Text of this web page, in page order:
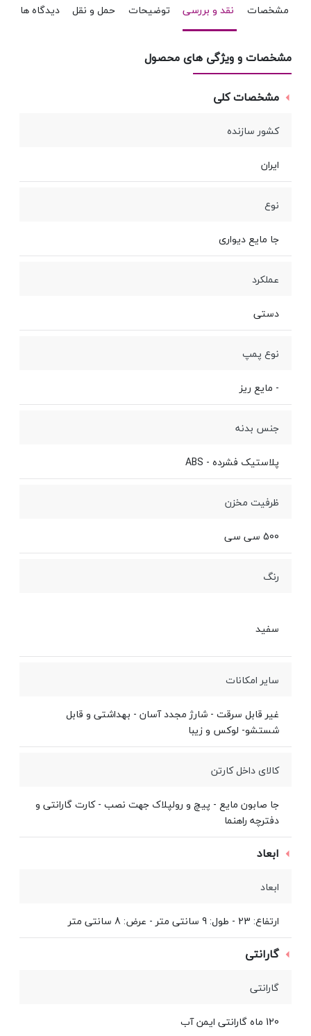
مشخصات نقد و بررسی توضیحات حمل و نقل دیدگاه ها
مشخصات و ویژگی های محصول
مشخصات کلی
کشور سازنده
ایران
نوع
جا مایع دیواری
عملکرد
دستی
نوع پمپ
- مایع ریز
جنس بدنه
پلاستیک فشرده - ABS
ظرفیت مخزن
500 سی سی
رنگ
سفید
سایر امکانات
غیر قابل سرقت - شارژ مجدد آسان - بهداشتی و قابل
شستشو- لوکس و زیبا
کالای داخل کارتن
جا صابون مایع - پیچ و رولپلاک جهت نصب - کارت گارانتی و
دفترچه راهنما
ابعاد
ابعاد
ارتفاع: 23 - طول: 9 سانتی متر - عرض: 8 سانتی متر
گارانتی
گارانتی
120 ماه گارانتی ایمن آب